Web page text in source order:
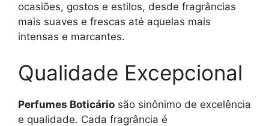
ocasiões, gostos e estilos, desde fragrâncias
mais suaves e frescas até aquelas mais
intensas e marcantes.
Qualidade Excepcional
Perfumes Boticário são sinônimo de excelência
e qualidade. Cada fragrância é